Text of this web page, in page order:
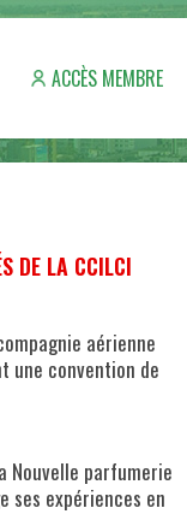
ACCÈS MEMBRE
DE LA CCILCI
aérienne
une convention de
Nouvelle parfumerie
ses expériences en